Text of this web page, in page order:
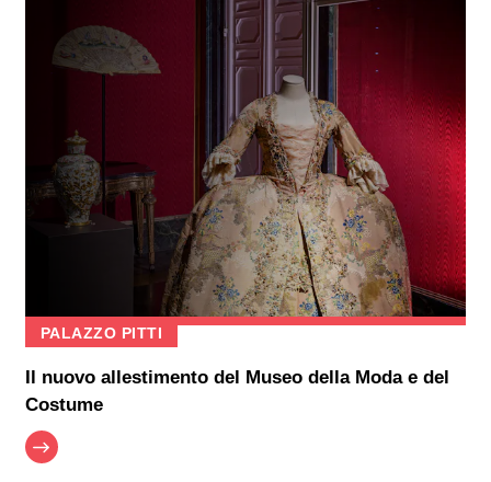
PALAZZO PITTI
Il nuovo allestimento del Museo della Moda e del
Costume